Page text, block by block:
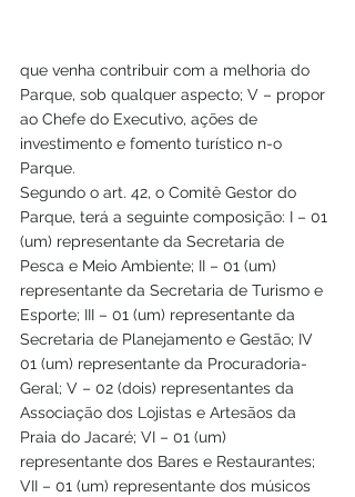
que venha contribuir com a melhoria do
Parque, sob qualquer aspecto; V – propor
ao Chefe do Executivo, ações de
investimento e fomento turístico n-o
Parque.
Segundo o art. 42, o Comitê Gestor do
Parque, terá a seguinte composição: I – 01
(um) representante da Secretaria de
Pesca e Meio Ambiente; II – 01 (um)
representante da Secretaria de Turismo e
Esporte; III – 01 (um) representante da
Secretaria de Planejamento e Gestão; IV
01 (um) representante da Procuradoria-
Geral; V – 02 (dois) representantes da
Associação dos Lojistas e Artesãos da
Praia do Jacaré; VI – 01 (um)
representante dos Bares e Restaurantes;
VII – 01 (um) representante dos músicos